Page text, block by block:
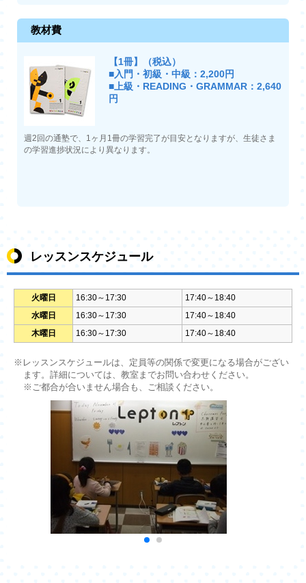
教材費
【1冊】（税込）
■入門・初級・中級：2,200円
■上級・READING・GRAMMAR：2,640
円
週2回の通塾で、1ヶ月1冊の学習完了が目安となりますが、生徒さま
の学習進捗状況により異なります。
レッスンスケジュール
火曜日 16:30～17:30
17:40～18:40
水曜日
16:30～17:30
17:40～18:40
木曜日
16:30～17:30 17:40～18:40
※レッスンスケジュールは、定員等の関係で変更になる場合がござい
ます。詳細については、教室までお問い合わせください。
※ご都合が合いません場合も、ご相談ください。